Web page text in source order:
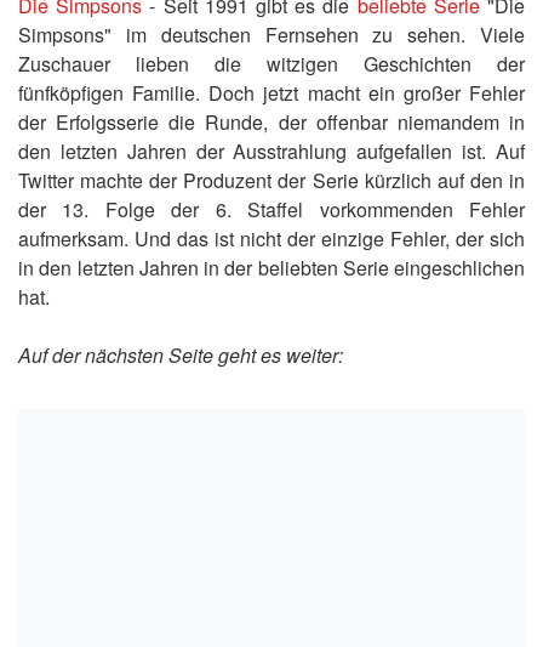
Simpsons" im deutschen Fernsehen zu sehen. Viele
Zuschauer lieben die witzigen Geschichten der
fünfköpfigen Familie. Doch jetzt macht ein großer Fehler
der Erfolgsserie die Runde, der offenbar niemandem in
den letzten Jahren der Ausstrahlung aufgefallen ist. Auf
Twitter machte der Produzent der Serie kürzlich auf den in
der 13. Folge der 6. Staffel vorkommenden Fehler
aufmerksam. Und das ist nicht der einzige Fehler, der sich
in den letzten Jahren in der beliebten Serie eingeschlichen
hat.
Auf der nächsten Seite geht es weiter: